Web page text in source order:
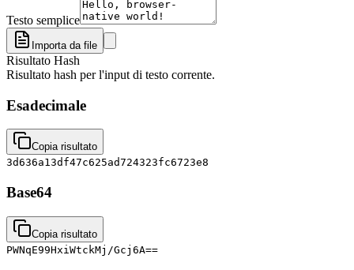
Testo semplice
Importa da file
Risultato Hash
Risultato hash per l'input di testo corrente.
Esadecimale
Copia risultato
3d636a13df47c625ad724323fc6723e8
Base64
Copia risultato
PWNqE99HxiWtckMj/Gcj6A==